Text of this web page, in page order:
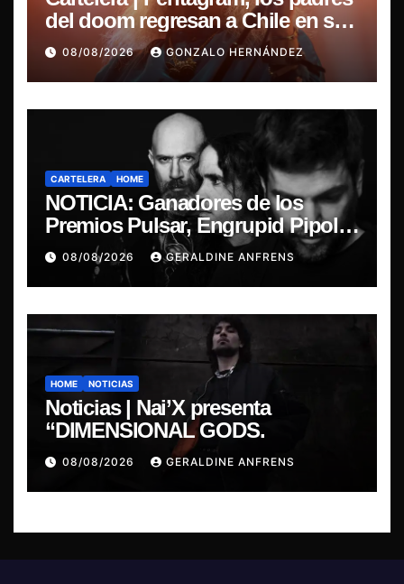
del doom regresan a Chile en su
última misa
08/08/2026 GONZALO HERNÁNDEZ
CARTELERA HOME
NOTICIA: Ganadores de los
Premios Pulsar, Engrupid Pipol
presentan show exclusivo.
08/08/2026 GERALDINE ANFRENS
HOME NOTICIAS
Noticias | Nai’X presenta
“DIMENSIONAL GODS.
08/08/2026 GERALDINE ANFRENS